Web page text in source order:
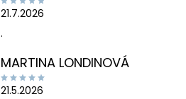
21.7.2026
.
MARTINA LONDINOVÁ
21.5.2026